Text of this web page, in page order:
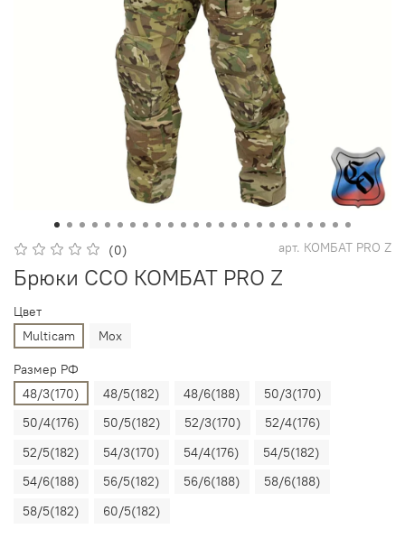
(0) арт. КОМБАТ PRO Z
Брюки ССО КОМБАТ PRO Z
Цвет
Multicam
Мох
Размер РФ
48/3(170)
48/5(182) 48/6(188)
50/3(170)
50/4(176)
50/5(182) 52/3(170)
52/4(176)
52/5(182)
54/3(170) 54/4(176)
54/5(182)
54/6(188)
56/5(182) 56/6(188)
58/6(188)
58/5(182)
60/5(182)